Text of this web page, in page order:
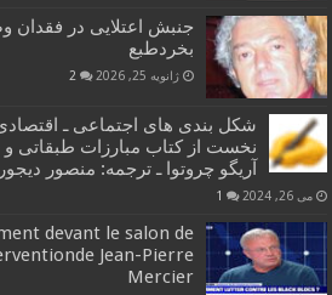
جنبش اعتلایی در فقدان
بخردطبع
ژانویه 25, 2026 2
شکل بندی های اجتماعی ـ
آریگو چروتوا ـ ترجمه: منصور دیجور
می 26, 2024 1
devant le salon de
Jean-Pierre
Mercier